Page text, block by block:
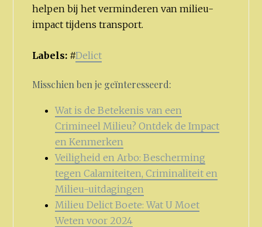
helpen bij het verminderen van milieu-
impact tijdens transport.
Labels: #Delict
Misschien ben je geïnteresseerd:
Wat is de Betekenis van een
Crimineel Milieu? Ontdek de Impact
en Kenmerken
Veiligheid en Arbo: Bescherming
tegen Calamiteiten, Criminaliteit en
Milieu-uitdagingen
Milieu Delict Boete: Wat U Moet
Weten voor 2024